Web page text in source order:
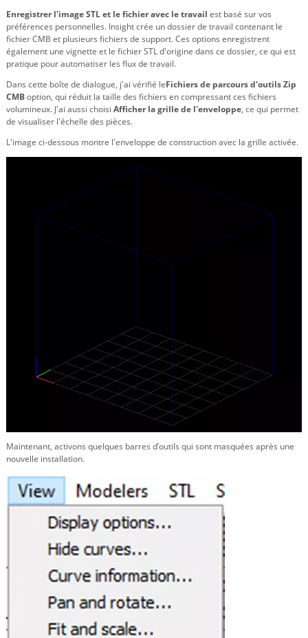
Enregistrer l'image STL et le fichier avec le travail est basé sur vos
préférences personnelles. Insight crée un dossier de travail contenant le
fichier CMB et plusieurs fichiers de support. Ces options enregistrent
également une vignette et le fichier STL d'origine dans ce dossier, ce qui est
pratique pour automatiser les flux de travail.
Dans cette boîte de dialogue, j'ai vérifié leFichiers de parcours d'outils Zip
CMBoption, qui réduit la taille des fichiers en compressant ces fichiers
volumineux. J'ai aussi choisi Afficher la grille de l'enveloppe, ce qui permet
de visualiser l'échelle des pièces.
L'image ci-dessous montre l'enveloppe de construction avec la grille activée.
Maintenant, activons quelques barres d’outils qui sont masquées après une
nouvelle installation.